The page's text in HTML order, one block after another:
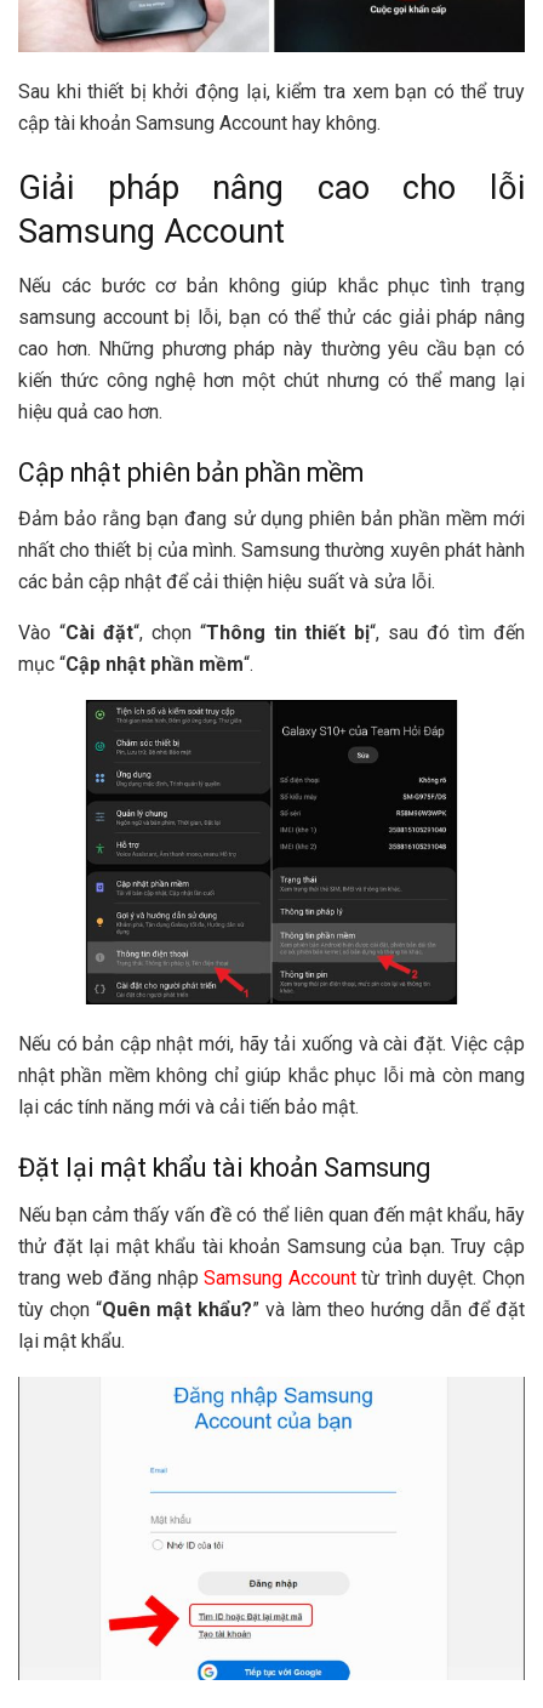
Sau khi thiết bị khởi động lại, kiểm tra xem bạn có thể truy
cập tài khoản Samsung Account hay không.
Giải pháp nâng cao cho lỗi
Samsung Account
Nếu các bước cơ bản không giúp khắc phục tình trạng
samsung account bị lỗi, bạn có thể thử các giải pháp nâng
cao hơn. Những phương pháp này thường yêu cầu bạn có
kiến thức công nghệ hơn một chút nhưng có thể mang lại
hiệu quả cao hơn.
Cập nhật phiên bản phần mềm
Đảm bảo rằng bạn đang sử dụng phiên bản phần mềm mới
nhất cho thiết bị của mình. Samsung thường xuyên phát hành
các bản cập nhật để cải thiện hiệu suất và sửa lỗi.
Vào “Cài đặt“, chọn “Thông tin thiết bị“, sau đó tìm đến
mục “Cập nhật phần mềm“.
Nếu có bản cập nhật mới, hãy tải xuống và cài đặt. Việc cập
nhật phần mềm không chỉ giúp khắc phục lỗi mà còn mang
lại các tính năng mới và cải tiến bảo mật.
Đặt lại mật khẩu tài khoản Samsung
Nếu bạn cảm thấy vấn đề có thể liên quan đến mật khẩu, hãy
thử đặt lại mật khẩu tài khoản Samsung của bạn. Truy cập
trang web đăng nhậpSamsung Accounttừ trình duyệt. Chọn
tùy chọn “Quên mật khẩu?” và làm theo hướng dẫn để đặt
lại mật khẩu.